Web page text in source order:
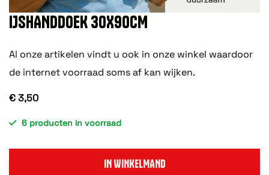
IJSHANDDOEK 30X90CM
Al onze artikelen vindt u ook in onze winkel waardoor
de internet voorraad soms af kan wijken.
€ 3,50
6 producten in voorraad
IN WINKELMAND